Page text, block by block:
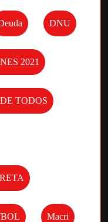
DNU
2021
TODOS
Macri